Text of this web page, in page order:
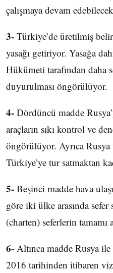
çalışmaya devam
3- Türkiye’de üretilmiş
yasağı getiriyor. Yasağa
Hükümeti tarafından daha
duyurulması öngörülüyor.
4- Dördüncü madde
araçların sıkı kontrol ve
öngörülüyor. Ayrıca
Türkiye’ye tur satmaktan
5- Beşinci madde hava
göre iki ülke arasında sefer
(charten) seferlerin tamamı
6- Altınca madde Rusya
2016 tarihinden itibaren